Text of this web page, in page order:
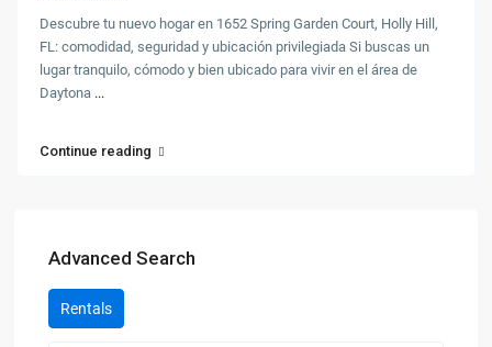
Descubre tu nuevo hogar en 1652 Spring Garden Court, Holly Hill,
FL: comodidad, seguridad y ubicación privilegiada Si buscas un
lugar tranquilo, cómodo y bien ubicado para vivir en el área de
Daytona ...
Continue reading
Advanced Search
Rentals